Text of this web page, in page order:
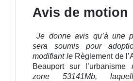
Avis de motion
Je donne avis qu’à une
sera soumis pour
modifiant le Règlement de
Beauport sur l’urbanisme
zone 53141Mb,